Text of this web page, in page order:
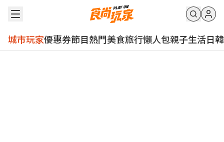
城市玩家優惠券節目熱門美食旅行懶人包親子生活日韓